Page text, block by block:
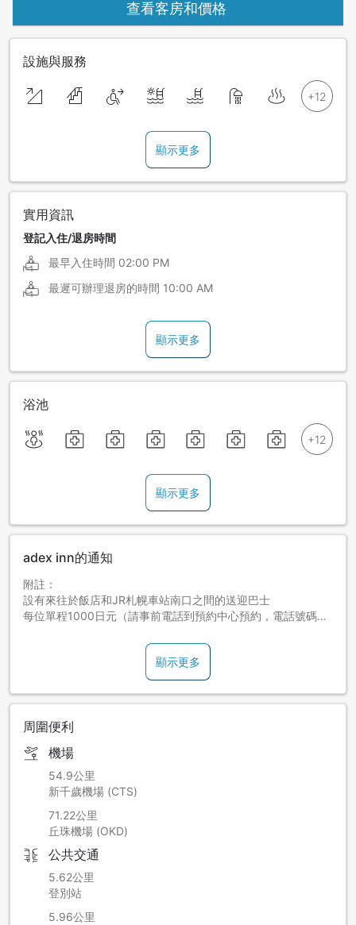
查看客房和價格
設施與服務
顯示更多
實用資訊
登記入住/退房時間
最早入住時間 02:00 PM
最遲可辦理退房的時間 10:00 AM
顯示更多
浴池
顯示更多
adex inn的通知
附註：
設有來往於飯店和JR札幌車站南口之間的送迎巴士
每位單程1000日元（請事前電話到預約中心預約，電話號碼
從JR札幌車站南口巴士停車場4號乘車口14：00出發，16點左
右到達酒店。回程從酒店10：00出發，12點左右到達JR札幌車
每位單程1330日圓，不需要預約。
15:20, 16:40, 18:00出發，大約1小時到達登別東中轉站下車，
再轉乘到登別溫泉的往返巴士(免費)，大約 15分鐘。
客服聯絡。
電子郵件標題請註明「預約送迎巴士」，並在內容裡填寫「住
宿設施名」、「出發地點」、 「日期時間」、「姓名」、「人
數」、「預訂飯店後的預約號碼」。
乘車地點地圖請參考以下鏈接>>
乘車地點地圖
顯示更多
周圍便利
機場
54.9公里
新千歲機場 (CTS)
71.22公里
丘珠機場 (OKD)
公共交通
5.62公里
登別站
5.96公里